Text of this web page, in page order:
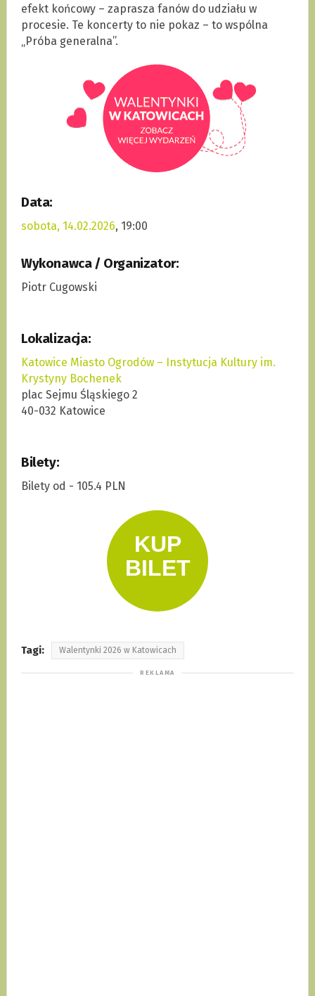
efekt końcowy – zaprasza fanów do udziału w
procesie. Te koncerty to nie pokaz – to wspólna
„Próba generalna”.
Data:
sobota, 14.02.2026, 19:00
Wykonawca / Organizator:
Piotr Cugowski
Lokalizacja:
Katowice Miasto Ogrodów – Instytucja Kultury im.
Krystyny Bochenek
plac Sejmu Śląskiego 2
40-032 Katowice
Bilety:
Bilety od - 105.4 PLN
Tagi: Walentynki 2026 w Katowicach